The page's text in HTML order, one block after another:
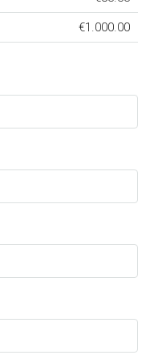
€1.000.00